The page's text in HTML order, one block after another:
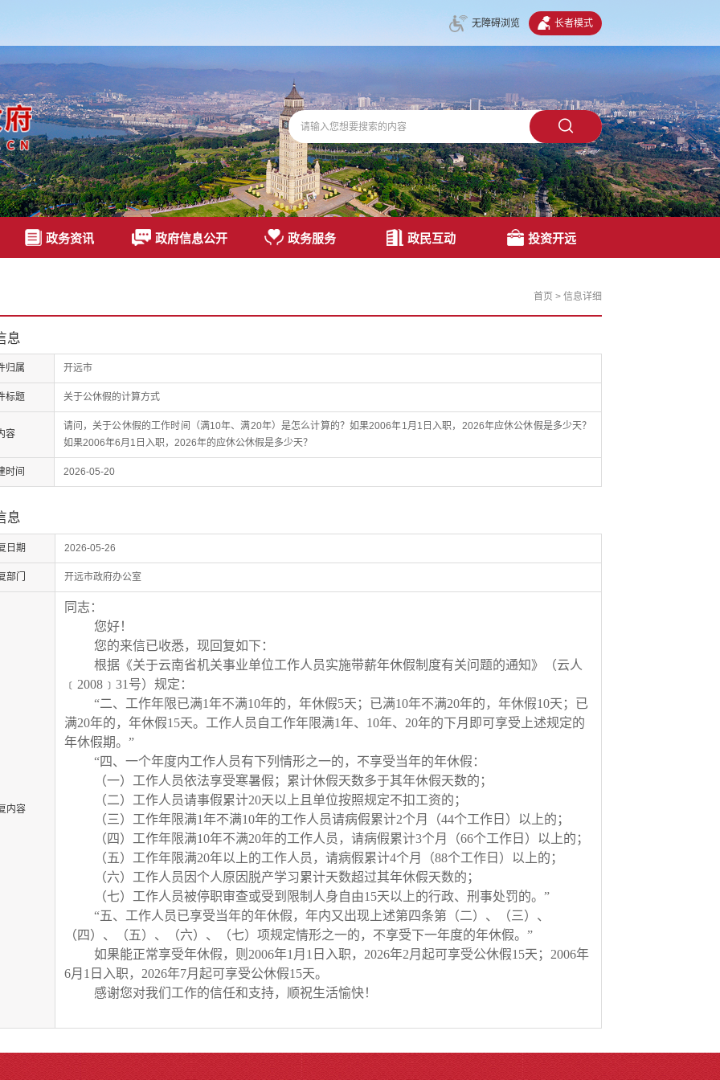
无障碍浏览 长者模式
政务资讯 政府信息公开 政务服务 政民互动 投资开远
首页 > 信息详细
息
归属 开远市
标题 关于公休假的计算方式
容
请问，关于公休假的工作时间（满10年、满20年）是怎么计算的？如果2006年1月1日入职，2026年应休公休假是多少天？
如果2006年6月1日入职，2026年的应休公休假是多少天？
时间 2026-05-20
息
日期 2026-05-26
部门 开远市政府办公室
内容
同志：
您好！
您的来信已收悉，现回复如下：
根据《关于云南省机关事业单位工作人员实施带薪年休假制度有关问题的通知》（云人
﹝ 2008﹞ 31 号） 规定 ：
“二、工作年限已满1年不满10年的，年休假5天；已满10年不满20年的，年休假10天；已
满20年的，年休假15天。工作人员自工作年限满1年、 10年、 20年的下月即可享受上述规定的
年休假期。 ”
“四、一个年度内工作人员有下列情形之一的，不享受当年的年休假：
（一）工作人员依法享受寒暑假；累计休假天数多于其年休假天数的；
（二）工作人员请事假累计20天以上且单位按照规定不扣工资的；
（三）工作年限满1年不满10年的工作人员请病假累计2个月（44个工作日）以上的；
（四）工作年限满10年不满20年的工作人员，请病假累计3个月（66个工作日）以上的；
（五）工作年限满20年以上的工作人员，请病假累计4个月（88个工作日）以上的；
（六）工作人员因个人原因脱产学习累计天数超过其年休假天数的；
（七）工作人员被停职审查或受到限制人身自由15天以上的行政、刑事处罚的。”
“五、工作人员已享受当年的年休假，年内又出现上述第四条第（二）、（三）、
（四）、（五）、（六）、（七）项规定情形之一的，不享受下一年度的年休假。 ”
如果能正常享受年休假，则 2006年1 月 1 日入职， 2026年2月起可享受公休假15天； 2006年
6月 1 日入职， 2026年7月起可享受公休假15天。
感谢您对我们工作的信任和支持，顺祝生活愉快！